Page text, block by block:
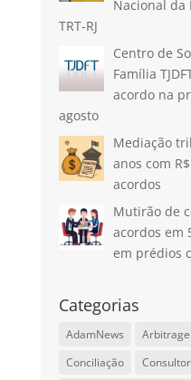
Nacional da
TRT-RJ
Centro de
Família
acordo na
agosto
Mediação
anos com
acordos
Mutirão de
acordos em
em prédios
Categorias
AdamNews
Conciliação